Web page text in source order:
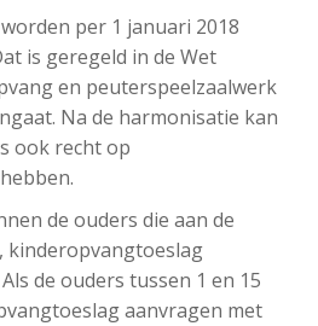
per 1 januari 2018
is geregeld in de Wet
en peuterspeelzaalwerk
Na de harmonisatie kan
ook recht op
de ouders die aan de
kinderopvangtoeslag
de ouders tussen 1 en 15
aanvragen met